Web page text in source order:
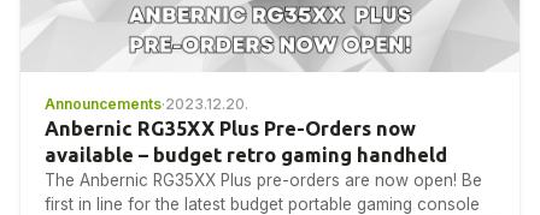
Announcements·2023.12.20.
Anbernic RG35XX Plus Pre-Orders now
available – budget retro gaming handheld
The Anbernic RG35XX Plus pre-orders are now open! Be
first in line for the latest budget portable gaming console